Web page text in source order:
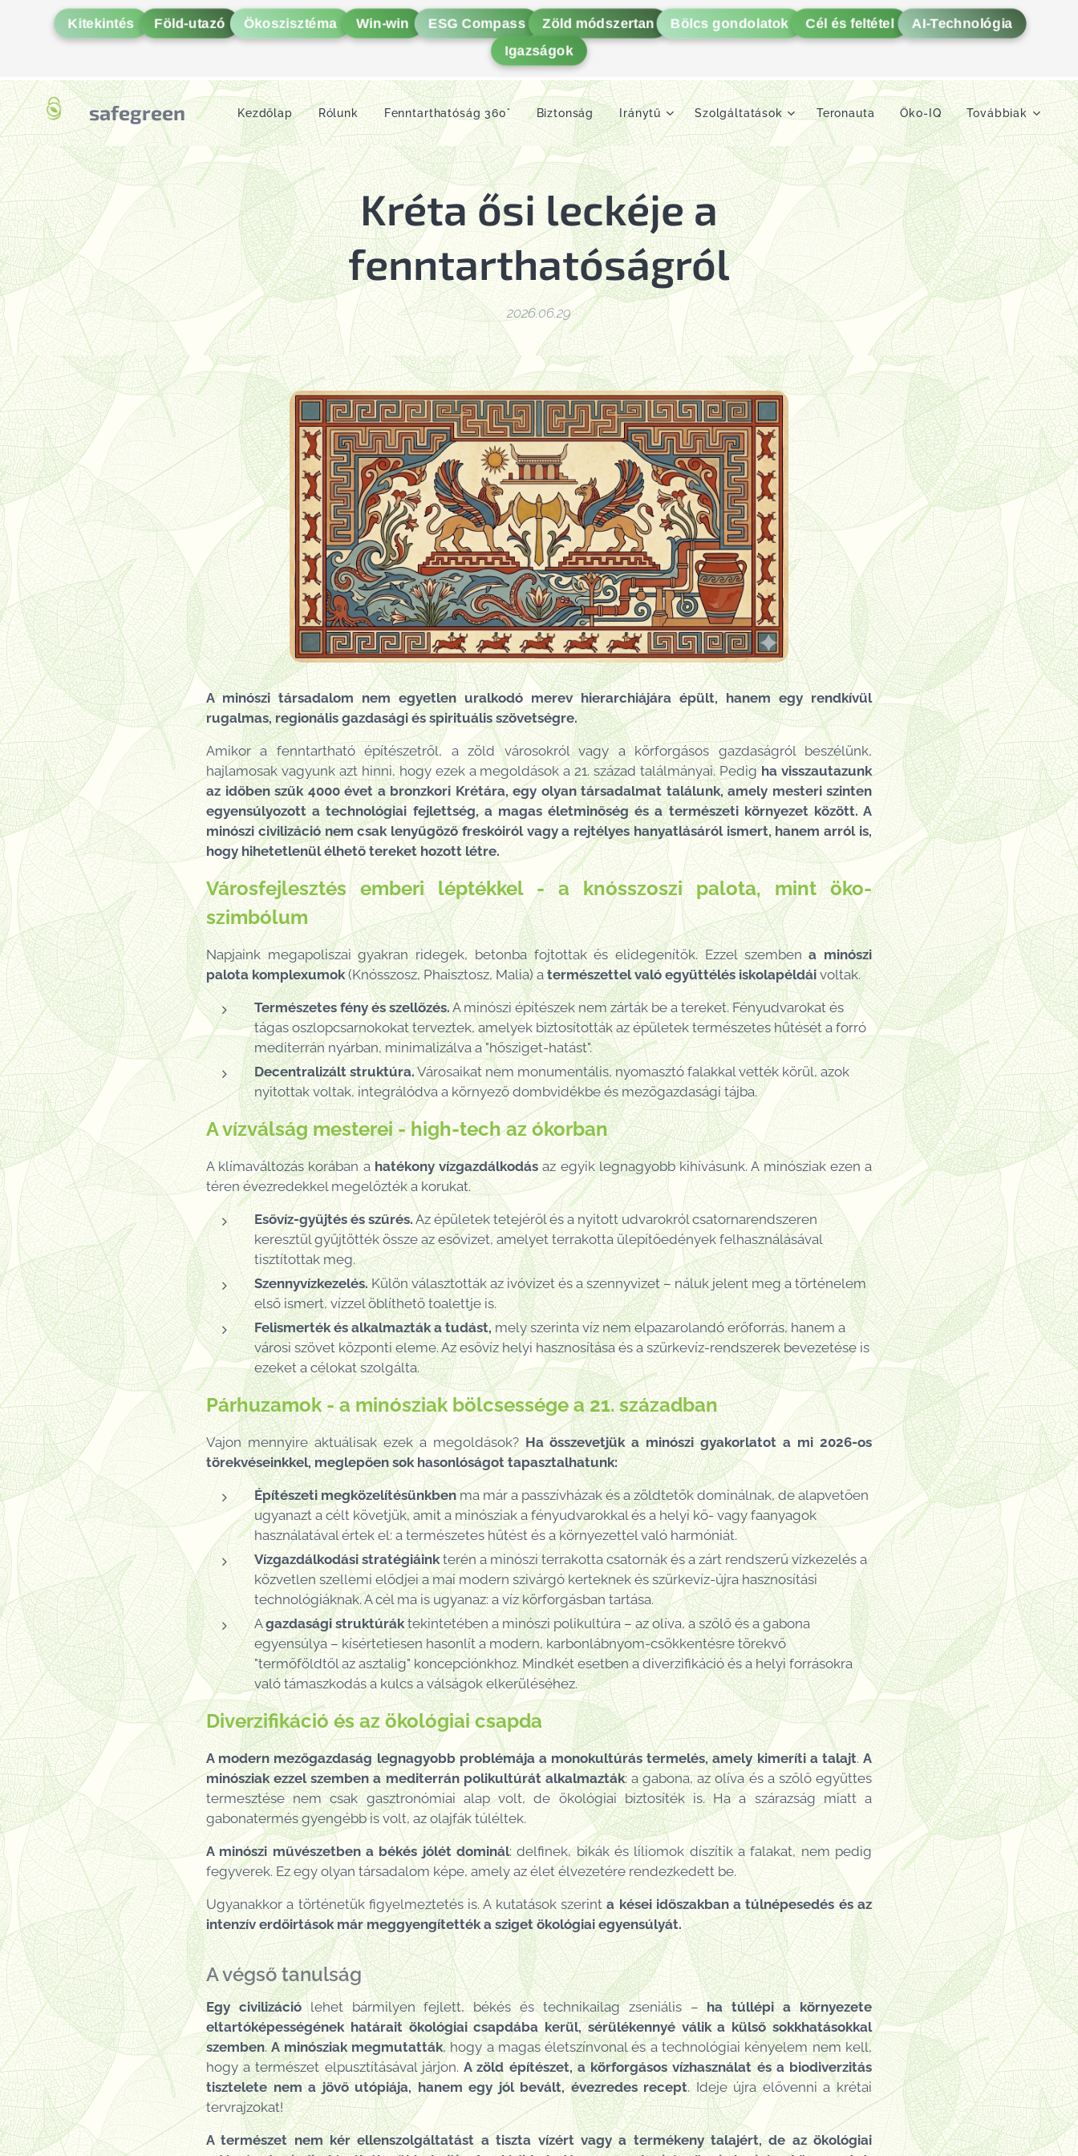
Kitekintés Föld-utazó Ökoszisztéma Win-win ESG Compass Zöld módszertan Bölcs gondolatok Cél és feltétel AI-Technológia
Igazságok
safegreen Kezdőlap Rólunk Fenntarthatóság 360° Biztonság Iránytű Szolgáltatások Teronauta Öko-IQ Továbbiak
Kréta ősi leckéje a
fenntarthatóságról
2026.06.29
A minószi társadalom nem egyetlen uralkodó merev hierarchiájára épült, hanem egy rendkívül
rugalmas, regionális gazdasági és spirituális szövetségre.
Amikor a fenntartható építészetről, a zöld városokról vagy a körforgásos gazdaságról beszélünk,
hajlamosak vagyunk azt hinni, hogy ezek a megoldások a 21. század találmányai. Pedigha visszautazunk
az időben szűk 4000 évet a bronzkori Krétára, egy olyan társadalmat találunk, amely mesteri szinten
egyensúlyozott a technológiai fejlettség, a magas életminőség és a természeti környezet között. A
minószi civilizáció nem csak lenyűgöző freskóiról vagy a rejtélyes hanyatlásáról ismert, hanem arról is,
hogy hihetetlenül élhető tereket hozott létre.
Városfejlesztés emberi léptékkel - a knósszoszi palota, mint öko-
szimbólum
Napjaink megapoliszai gyakran ridegek, betonba fojtottak és elidegenítők. Ezzel szembena minószi
palota komplexumok(Knósszosz, Phaisztosz, Malia) atermészettel való együttélés iskolapéldáivoltak.
Természetes fény és szellőzés.A minószi építészek nem zárták be a tereket. Fényudvarokat és
tágas oszlopcsarnokokat terveztek, amelyek biztosították az épületek természetes hűtését a forró
mediterrán nyárban, minimalizálva a "hősziget-hatást".
Decentralizált struktúra.Városaikat nem monumentális, nyomasztó falakkal vették körül, azok
nyitottak voltak, integrálódva a környező dombvidékbe és mezőgazdasági tájba.
A vízválság mesterei - high-tech az ókorban
A klímaváltozás korában a hatékony vízgazdálkodásaz egyik legnagyobb kihívásunk. A minósziak ezen a
téren évezredekkel megelőzték a korukat.
Esővíz-gyűjtés és szűrés. Az épületek tetejéről és a nyitott udvarokról csatornarendszeren
keresztül gyűjtötték össze az esővizet, amelyet terrakotta ülepítőedények felhasználásával
tisztítottak meg.
Szennyvízkezelés.Külön választották az ivóvizet és a szennyvizet – náluk jelent meg a történelem
első ismert, vízzel öblíthető toalettje is.
Felismerték és alkalmazták a tudást,mely szerinta víz nem elpazarolandó erőforrás, hanem a
városi szövet központi eleme. Az esővíz helyi hasznosítása és a szürkevíz-rendszerek bevezetése is
ezeket a célokat szolgálta.
Párhuzamok - a minósziak bölcsessége a 21. században
Vajon mennyire aktuálisak ezek a megoldások? Ha összevetjük a minószi gyakorlatot a mi 2026-os
törekvéseinkkel, meglepően sok hasonlóságot tapasztalhatunk:
Építészeti megközelítésünkbenma már a passzívházak és a zöldtetők dominálnak, de alapvetően
ugyanazt a célt követjük, amit a minósziak a fényudvarokkal és a helyi kő- vagy faanyagok
használatával értek el: a természetes hűtést és a környezettel való harmóniát.
Vízgazdálkodási stratégiáinkterén a minószi terrakotta csatornák és a zárt rendszerű vízkezelés a
közvetlen szellemi elődjei a mai modern szivárgó kerteknek és szürkevíz-újra hasznosítási
technológiáknak. A cél ma is ugyanaz: a víz körforgásban tartása.
Agazdasági struktúráktekintetében a minószi polikultúra – az olíva, a szőlő és a gabona
egyensúlya – kísértetiesen hasonlít a modern, karbonlábnyom-csökkentésre törekvő
"termőföldtől az asztalig" koncepciónkhoz. Mindkét esetben a diverzifikáció és a helyi forrásokra
való támaszkodás a kulcs a válságok elkerüléséhez.
Diverzifikáció és az ökológiai csapda
A modern mezőgazdaság legnagyobb problémája a monokultúrás termelés, amely kimeríti a talajt.A
minósziak ezzel szemben a mediterrán polikultúrát alkalmazták: a gabona, az olíva és a szőlő együttes
termesztése nem csak gasztronómiai alap volt, de ökológiai biztosíték is. Ha a szárazság miatt a
gabonatermés gyengébb is volt, az olajfák túléltek.
A minószi művészetben a békés jólét dominál: delfinek, bikák és liliomok díszítik a falakat, nem pedig
fegyverek. Ez egy olyan társadalom képe, amely az élet élvezetére rendezkedett be.
Ugyanakkor a történetük figyelmeztetés is. A kutatások szerinta kései időszakban a túlnépesedés és az
intenzív erdőirtások már meggyengítették a sziget ökológiai egyensúlyát.
A végső tanulság
Egy civilizációlehet bármilyen fejlett, békés és technikailag zseniális –ha túllépi a környezete
eltartóképességének határait ökológiai csapdába kerül, sérülékennyé válik a külső sokkhatásokkal
szemben.A minósziak megmutatták, hogy a magas életszínvonal és a technológiai kényelem nem kell,
hogy a természet elpusztításával járjon.A zöld építészet, a körforgásos vízhasználat és a biodiverzitás
tisztelete nem a jövő utópiája, hanem egy jól bevált, évezredes recept. Ideje újra elővenni a krétai
tervrajzokat!
A természet nem kér ellenszolgáltatást a tiszta vízért vagy a termékeny talajért, de az ökológiai